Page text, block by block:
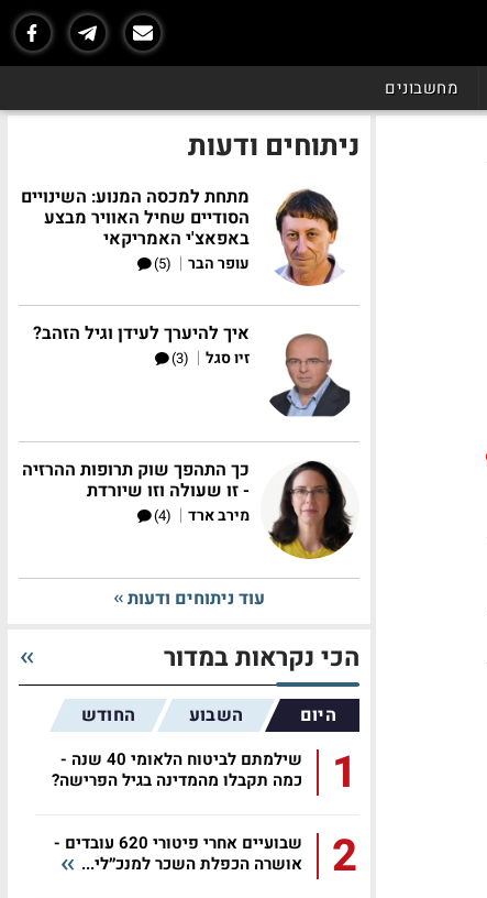
מחשבונים
ניתוחים ודעות
מתחת למכסה המנוע: השינויים
הסודיים שחיל האוויר מבצע
באפאצ'י האמריקאי
עופר הבר |
(5)
איך להיערך לעידן וגיל הזהב?
זיו סגל |
(3)
כך התהפך שוק תרופות ההרזיה
- זו שעולה וזו שיורדת
מירב ארד |
(4)
עוד ניתוחים ודעות
הכי נקראות במדור
היום השבוע החודש
1
שילמתם לביטוח הלאומי 40 שנה -
כמה תקבלו מהמדינה בגיל הפרישה?
2
שבועיים אחרי פיטורי 620 עובדים -
אושרה הכפלת השכר למנכ״לי...